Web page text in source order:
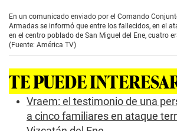
e
c
o
n
d
o
f
0
En un comunicado enviado por el Comando
Armadas se informó que entre los fallecidos, en el
en el centro poblado de San Miguel del Ene, cuatro
(Fuente: América TV)
TE PUEDE
Vraem: el testimonio de una
a cinco familiares en ataque